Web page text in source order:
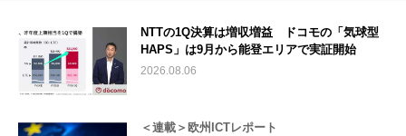
NTTの1Q決算は増収増益 ドコモの「気球型
HAPS」は9月から能登エリアで実証開始
2026.08.06
＜連載＞欧州ICTレポート